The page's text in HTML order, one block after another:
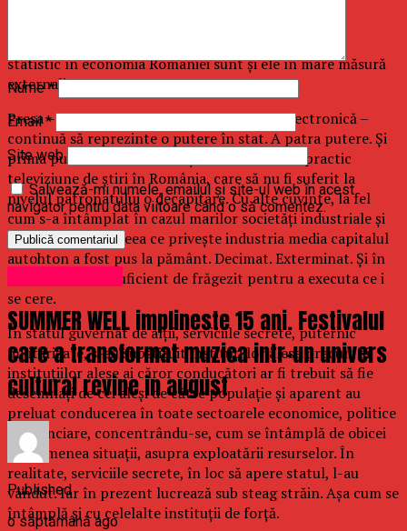
statistic în economia României sunt și ele în mare măsură
externalizate.
Presa – și în special presa audio-vizuală și electronică –
continuă să reprezinte o putere în stat. A patra putere. Și
prima putere extraconstituțională. Nu există practic
televiziune de știri în România, care să nu fi suferit la
nivelul patronatului o decapitare. Cu alte cuvinte, la fel
cum s-a întâmplat în cazul marilor societăți industriale și
comerciale, și în ceea ce privește industria media capitalul
autohton a fost pus la pământ. Decimat. Exterminat. Și în
cel mai bun caz suficient de frăgezit pentru a executa ce i
se cere.
În statul guvernat de alții, serviciile secrete, puternic
militarizate, s-au substituit instituțiilor alese precum și
instituțiilor alese ai căror conducători ar fi trebuit să fie
desemnați de cei aleși de către populație și aparent au
preluat conducerea în toate sectoarele economice, politice
și financiare, concentrându-se, cum se întâmplă de obicei
în asemenea situații, asupra exploatării resurselor. În
realitate, serviciile secrete, în loc să apere statul, l-au
vândut. Iar în prezent lucrează sub steag străin. Așa cum se
întâmplă și cu celelalte instituții de forță.
Nume*
Email*
Site web
Salvează-mi numele, emailul și site-ul web în acest
navigator pentru data viitoare când o să comentez.
SUMMER WELL implineste 15 ani. Festivalul
care a transformat muzica intr-un univers
cultural revine in august
Published
o săptămână ago